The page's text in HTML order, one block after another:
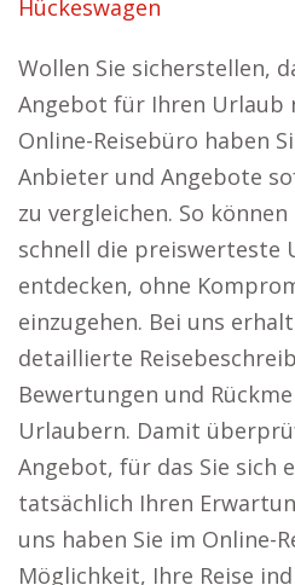
Hückeswagen
Wollen Sie sicherstellen,
Angebot für Ihren Urlaub
Online-Reisebüro haben
Anbieter und Angebote
zu vergleichen. So
schnell die preiswerteste
entdecken, ohne
einzugehen. Bei uns
detaillierte
Bewertungen und
Urlaubern. Damit
Angebot, für das Sie sich
tatsächlich Ihren
uns haben Sie im Online-
Möglichkeit, Ihre Reise